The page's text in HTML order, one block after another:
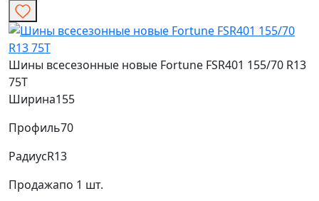
Шины всесезонные новые Fortune FSR401 155/70 R13
75T
Ширина155
Профиль70
РадиусR13
Продажапо 1 шт.